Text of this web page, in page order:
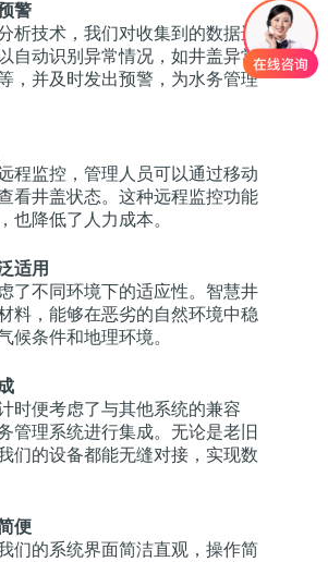
警
析技术，我们对收集到的数据进
自动识别异常情况，如井盖异常
，并及时发出预警，为水务管理
程监控，管理人员可以通过移动
看井盖状态。这种远程监控功能
也降低了人力成本。
适用
了不同环境下的适应性。智慧井
料，能够在恶劣的自然环境中稳
候条件和地理环境。
时便考虑了与其他系统的兼容
管理系统进行集成。无论是老旧
们的设备都能无缝对接，实现数
便
们的系统界面简洁直观，操作简